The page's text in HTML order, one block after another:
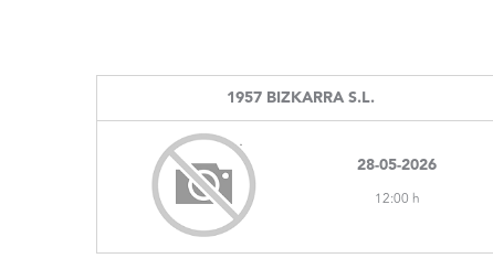
1957 BIZKARRA S.L.
28-05-2026
12:00 h